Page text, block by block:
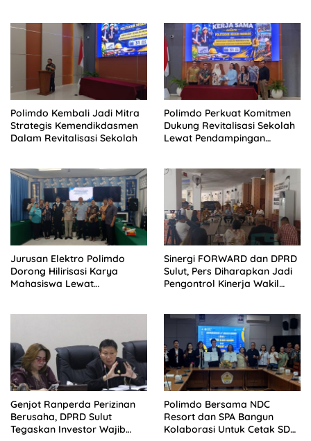
Polimdo Kembali Jadi Mitra
Strategis Kemendikdasmen
Dalam Revitalisasi Sekolah
Polimdo Perkuat Komitmen
Dukung Revitalisasi Sekolah
Lewat Pendampingan
Jurusan Elektro Polimdo
Dorong Hilirisasi Karya
Mahasiswa Lewat
Sinergi FORWARD dan DPRD
Sulut, Pers Diharapkan Jadi
Pengontrol Kinerja Wakil
Genjot Ranperda Perizinan
Berusaha, DPRD Sulut
Tegaskan Investor Wajib
Polimdo Bersama NDC
Resort dan SPA Bangun
Kolaborasi Untuk Cetak SDM